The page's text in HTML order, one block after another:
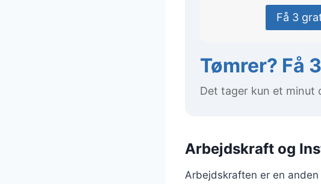
Få 3
Tømrer? Få
Det tager kun et minut
Arbejdskraft og
Arbejdskraften er en